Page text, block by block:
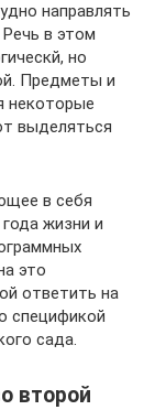
направлять
в этом
но
Предметы и
некоторые
выделяться
в себя
жизни и
это
ответить на
спецификой
сада.
второй